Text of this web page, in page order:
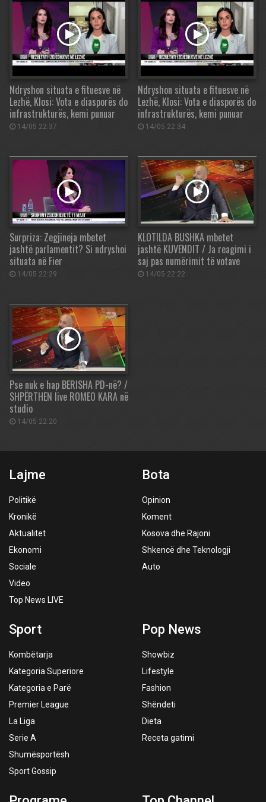
Ndryshon situata e fituesve në
Lezhë, Klosi: Vota e diasporës do
infrastrukturës, kemi punuar
14/05 22:37
Ndryshon situata e fituesve në
Lezhë, Klosi: Vota e diasporës do
infrastrukturës, kemi punuar
14/05 22:34
Surpriza: Zegjineja mbetet
jashtë parlamentit? Si ndryshoi
situata në Fier
14/05 22:29
KLOTILDA BUSHKA mbetet
jashtë KUVENDIT / Ja reagimi i
saj pas numërimit të votave
14/05 22:22
Pse nuk e hap BERISHA PD-në? /
SHPËRTHEN live ROMEO KARA në
studio
14/05 22:20
Lajme
Politikë
Kronikë
Aktualitet
Ekonomi
Sociale
Video
Top News LIVE
Bota
Opinion
Koment
Kosova dhe Rajoni
Shkencë dhe Teknologji
Auto
Sport
Kombëtarja
Kategoria Superiore
Kategoria e Parë
Premier League
La Liga
Serie A
Shumësportësh
Sport Gossip
Pop News
Showbiz
Lifestyle
Fashion
Shëndeti
Dieta
Receta gatimi